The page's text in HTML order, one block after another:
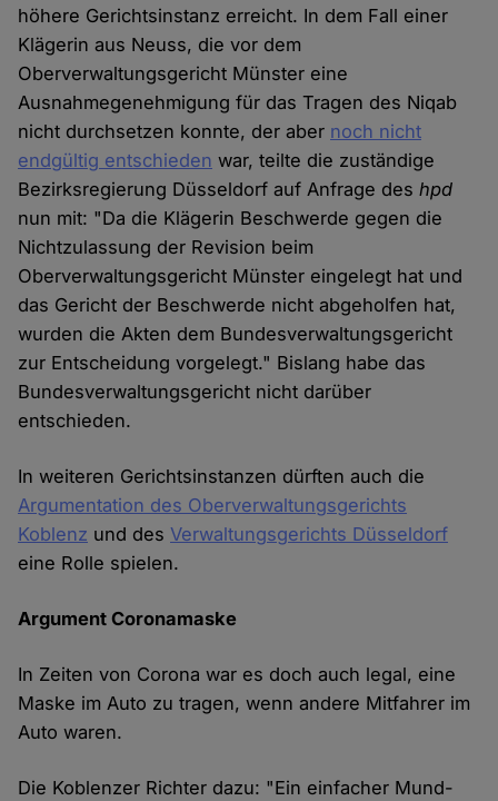
höhere Gerichtsinstanz erreicht. In dem Fall einer
Klägerin aus Neuss, die vor dem
Oberverwaltungsgericht Münster eine
Ausnahmegenehmigung für das Tragen des Niqab
nicht durchsetzen konnte, der aber noch nicht
endgültig entschieden war, teilte die zuständige
Bezirksregierung Düsseldorf auf Anfrage deshpd
nun mit: "Da die Klägerin Beschwerde gegen die
Nichtzulassung der Revision beim
Oberverwaltungsgericht Münster eingelegt hat und
das Gericht der Beschwerde nicht abgeholfen hat,
wurden die Akten dem Bundesverwaltungsgericht
zur Entscheidung vorgelegt." Bislang habe das
Bundesverwaltungsgericht nicht darüber
entschieden.
In weiteren Gerichtsinstanzen dürften auch die
Argumentation des Oberverwaltungsgerichts
Koblenz und desVerwaltungsgerichts Düsseldorf
eine Rolle spielen.
Argument Coronamaske
In Zeiten von Corona war es doch auch legal, eine
Maske im Auto zu tragen, wenn andere Mitfahrer im
Auto waren.
Die Koblenzer Richter dazu: "Ein einfacher Mund-